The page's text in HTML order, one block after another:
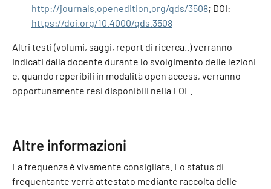
http://journals.openedition.org/qds/3508; DOI:
https://doi.org/10.4000/qds.3508
Altri testi (volumi, saggi, report di ricerca..) verranno
indicati dalla docente durante lo svolgimento delle lezioni
e, quando reperibili in modalità open access, verranno
opportunamente resi disponibili nella LOL.
Altre informazioni
La frequenza è vivamente consigliata. Lo status di
frequentante verrà attestato mediante raccolta delle